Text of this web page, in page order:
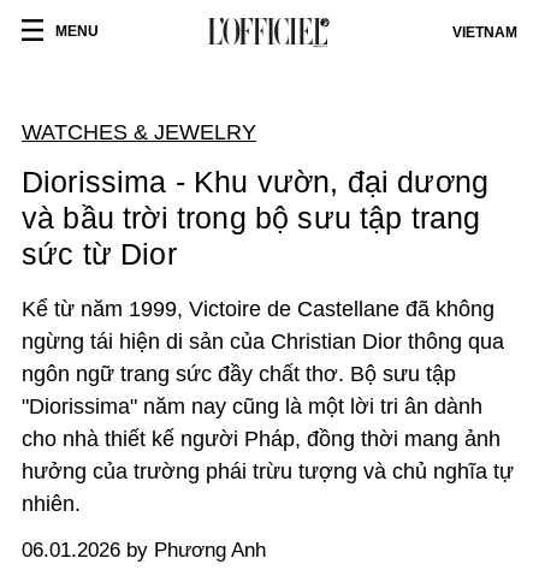
MENU VIETNAM
WATCHES & JEWELRY
Diorissima - Khu vườn, đại dương
và bầu trời trong bộ sưu tập trang
sức từ Dior
Kể từ năm 1999, Victoire de Castellane đã không
ngừng tái hiện di sản của Christian Dior thông qua
ngôn ngữ trang sức đầy chất thơ. Bộ sưu tập
"Diorissima" năm nay cũng là một lời tri ân dành
cho nhà thiết kế người Pháp, đồng thời mang ảnh
hưởng của trường phái trừu tượng và chủ nghĩa tự
nhiên.
06.01.2026 by Phương Anh